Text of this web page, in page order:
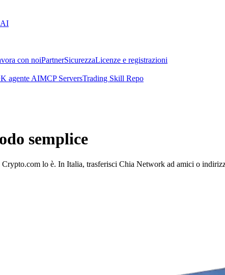
AI
con noiPartnerSicurezzaLicenze e registrazioni
agente AIMCP ServersTrading Skill Repo
semplice
Crypto.com lo è. In Italia, trasferisci Chia Network ad amici o